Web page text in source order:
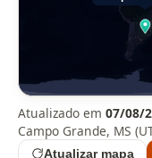
Atualizado em07/08/
Campo Grande, MS
Atualizar mapa